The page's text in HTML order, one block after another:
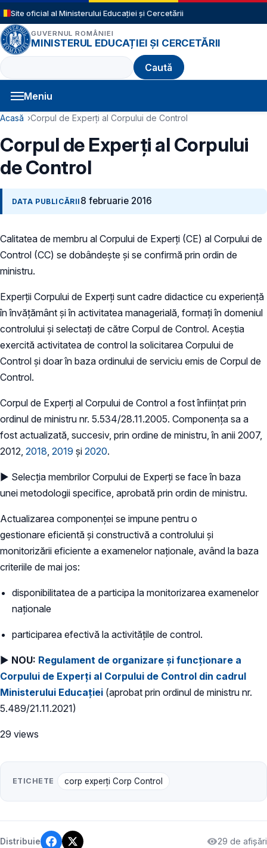
Sari la conținutul principal
Site oficial al Ministerului Educației și Cercetării
GUVERNUL ROMÂNIEI
MINISTERUL EDUCAȚIEI ȘI CERCETĂRII
Caută
Meniu
Navigație principală
Cale de navigare
Acasă Corpul de Experți al Corpului de Control
Corpul de Experți al Corpului
de Control
DATA PUBLICĂRII 8 februarie 2016
Calitatea de membru al Corpului de Experți (CE) al Corpului de
Control (CC) se dobândește și se confirmă prin ordin de
ministru.
Experții Corpului de Experți sunt cadre didactice cu experiență
în învățământ și în activitatea managerială, formați în domeniul
controlului și selectați de către Corpul de Control. Aceștia
exercită activitatea de control la solicitarea Corpului de
Control și doar în baza ordinului de serviciu emis de Corpul de
Control.
Corpul de Experți al Corpului de Control a fost înființat prin
ordinul de ministru nr. 5.534/28.11.2005. Componența sa a
fost actualizată, succesiv, prin ordine de ministru, în anii 2007,
2012, 2018 2019 și 2020.
► Selecția membrilor Corpului de Experți se face în baza
unei metodologii specifice, aprobată prin ordin de ministru.
Actualizarea componenței se impune pentru o
gestionare eficientă și constructivă a controlului și
monitorizării eficiente a examenelor naționale, având la baza
criteriile de mai jos:
disponibilitatea de a participa la monitorizarea examenelor
naționale
participarea efectivă la activitățile de control.
► NOU: Regulament de organizare şi funcționare a
Corpului de Experți al Corpului de Control din cadrul
Ministerului Educaţiei (aprobat prin ordinul de ministru nr.
5.489/21.11.2021)
29 views
ETICHETE corp experți Corp Control
Distribuie 29 de afișări